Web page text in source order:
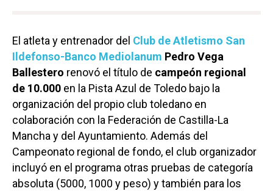
El atleta y entrenador del Club de Atletismo San
Ildefonso-Banco Mediolanum Pedro Vega
Ballestero renovó el título de campeón regional
de 10.000 en la Pista Azul de Toledo bajo la
organización del propio club toledano en
colaboración con la Federación de Castilla-La
Mancha y del Ayuntamiento. Además del
Campeonato regional de fondo, el club organizador
incluyó en el programa otras pruebas de categoría
absoluta (5000, 1000 y peso) y también para los